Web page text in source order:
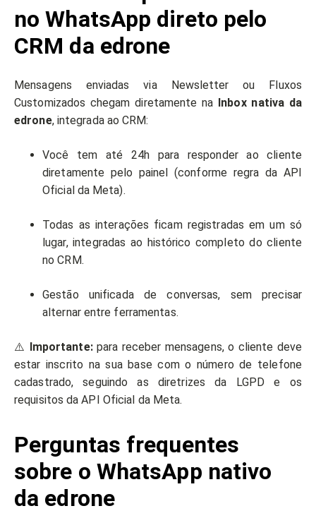
no WhatsApp direto pelo
CRM da edrone
Mensagens enviadas via Newsletter ou Fluxos
Customizados chegam diretamente na
Inbox nativa da
edrone, integrada ao CRM:
Você tem até 24h para responder ao cliente
diretamente pelo painel (conforme regra da API
Oficial da Meta).
Todas as interações ficam registradas em um só
lugar, integradas ao histórico completo do cliente
no CRM.
Gestão unificada de conversas, sem precisar
alternar entre ferramentas.
⚠️ Importante:para receber mensagens, o cliente deve
estar inscrito na sua base com o número de telefone
cadastrado, seguindo as diretrizes da LGPD e os
requisitos da API Oficial da Meta.
Perguntas frequentes
sobre o WhatsApp nativo
da edrone